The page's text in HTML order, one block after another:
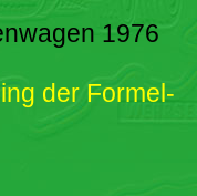
1976
der Formel-